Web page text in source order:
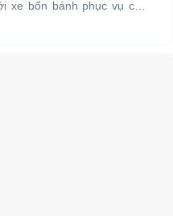
xe bốn bánh phục vụ chở